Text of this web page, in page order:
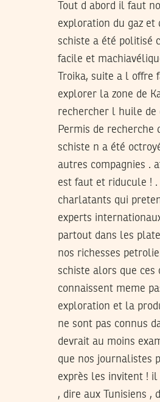
Tout d abord il faut
exploration du gaz et
schiste a été politisé
facile et
Troika, suite a l offre
explorer la zone de
rechercher l huile de
Permis de recherche
schiste n a été
autres compagnies .
est faut et riducule ! .
charlatants qui
experts
partout dans les
nos richesses
schiste alors que ces
connaissent meme
exploration et la
ne sont pas connus
devrait au moins
que nos journalistes
exprès les invitent !
, dire aux Tunisiens ,